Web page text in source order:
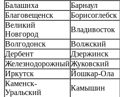
Балашиха
Барнаул
Благовещенск
Борисоглебск
Великий
Новгород
Владивосток
Волгодонск
Волжский
Дербент
Дзержинск
ЖелезнодорожныйЖуковский
Иркутск
Йошкар-Ола
Каменск-
Уральский
Камышин